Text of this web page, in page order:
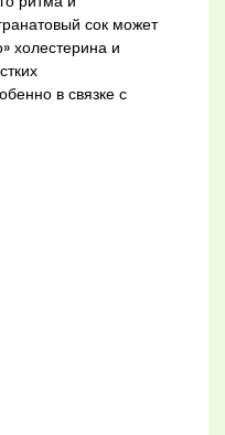
сок может
холестерина и
в связке с